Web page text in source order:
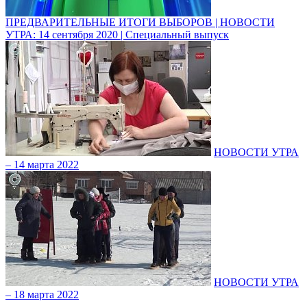
ПРЕДВАРИТЕЛЬНЫЕ ИТОГИ ВЫБОРОВ | НОВОСТИ
УТРА: 14 сентября 2020 | Специальный выпуск
НОВОСТИ УТРА
– 14 марта 2022
НОВОСТИ УТРА
– 18 марта 2022